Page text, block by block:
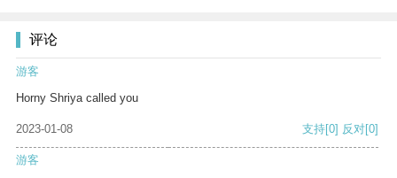
评论
游客
Horny Shriya called you
2023-01-08 支持[0] 反对[0]
游客